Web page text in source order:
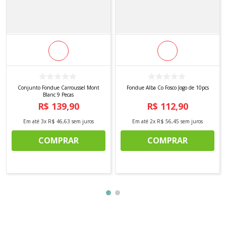
Conjunto Fondue Carroussel Mont
Blanc 9 Pecas
R$ 139,90
Em até 3x R$ 46,63 sem juros
COMPRAR
Fondue Alba Co Fosco Jogo de 10pcs
R$ 112,90
Em até 2x R$ 56,45 sem juros
COMPRAR